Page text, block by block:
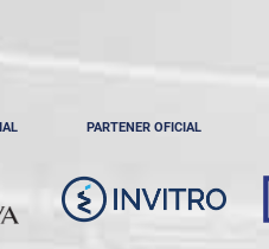
PARTENER OFICIAL